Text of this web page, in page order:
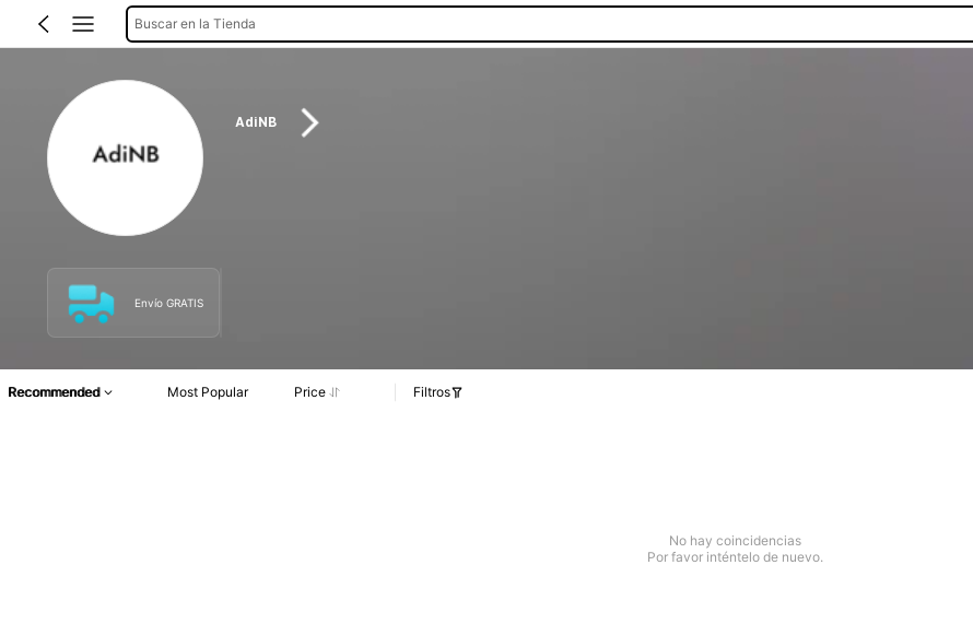
Buscar en la Tienda
AdiNB
Envío GRATIS
Recommended Most Popular Price Filtros
No hay coincidencias
Por favor inténtelo de nuevo.